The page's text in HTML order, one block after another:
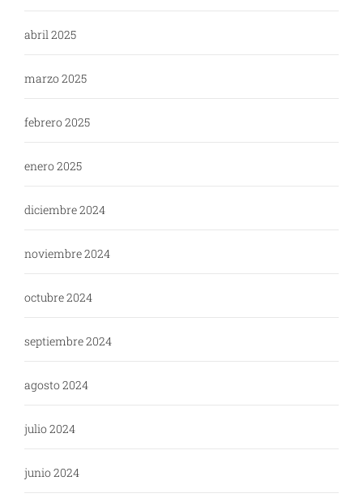
abril 2025
marzo 2025
febrero 2025
enero 2025
diciembre 2024
noviembre 2024
octubre 2024
septiembre 2024
agosto 2024
julio 2024
junio 2024